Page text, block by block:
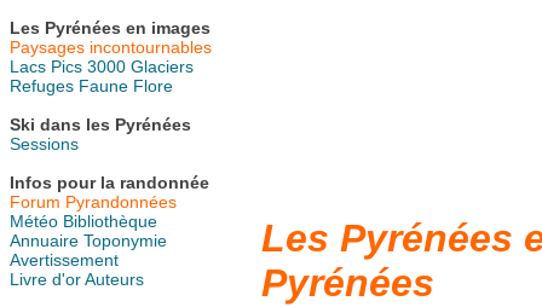
Les Pyrénées en images
Paysages incontournables
Lacs Pics 3000 Glaciers
Refuges Faune Flore
Ski dans les Pyrénées
Sessions
Infos pour la randonnée
Forum Pyrandonnées
Météo Bibliothèque
Annuaire Toponymie
Avertissement
Livre d'orAuteurs
Les Pyrénées
Pyrénées